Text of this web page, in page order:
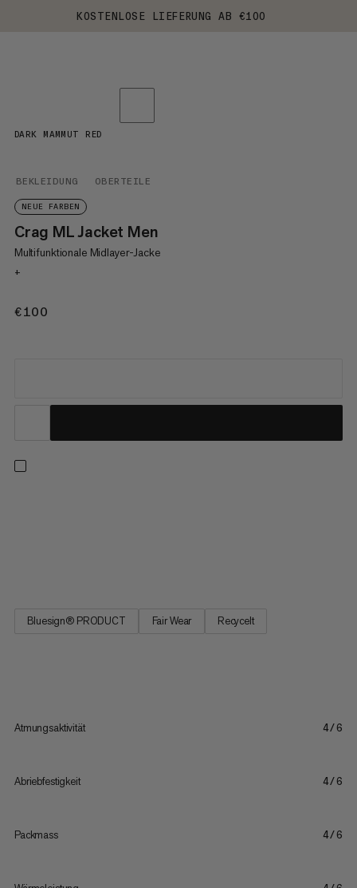
KOSTENLOSE LIEFERUNG AB €100
BEKLEIDUNG OBERTEILE
NEUE FARBEN
Crag ML Jacket Men
Multifunktionale Midlayer-Jacke
+
€100
DARK MAMMUT RED
Bluesign® PRODUCT Fair Wear Recycelt
Atmungsaktivität 4/6
Abriebfestigkeit 4/6
Packmass 4/6